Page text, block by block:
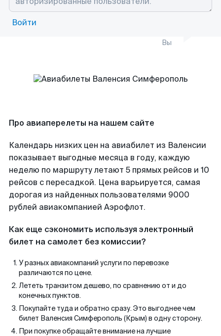
Войти
Вы
Про авиаперелеты на нашем сайте
Календарь низких цен на авиабилет из Валенсии
показывает выгодные месяца в году, каждую
неделю по маршруту летают 5 прямых рейсов и 10
рейсов с пересадкой. Цена варьируется, самая
дорогая из найденных пользователями 9000
рублей авиакомпанией Аэрофлот.
Как еще сэкономить используя электронный
билет на самолет без комиссии?
У разных авиакомпаний услуги по перевозке
различаются по цене.
Лететь транзитом дешево, по сравнению от и до
конечных пунктов.
Покупайте туда и обратно сразу. Это выгоднее чем
билет Валенсия Симферополь (Крым) в одну сторону.
При покупке обращайте внимание на лучшие